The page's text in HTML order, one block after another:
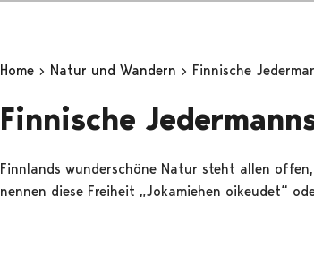
Home Natur und Wandern Finnische
Finnische
Finnlands wunderschöne Natur steht allen
nennen diese Freiheit „Jokamiehen oikeudet“